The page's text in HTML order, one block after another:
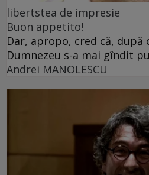
libertstea de impresie
Buon appetito!
Dar, apropo, cred că, după
Dumnezeu s-a mai gîndit
Andrei MANOLESCU